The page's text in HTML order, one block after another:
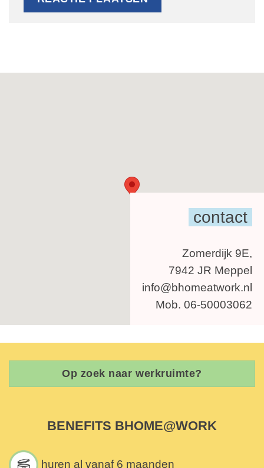
contact
Zomerdijk 9E,
7942 JR Meppel
info@bhomeatwork.nl
Mob. 06-50003062
Op zoek naar werkruimte?
BENEFITS BHOME@WORK
huren al vanaf 6 maanden